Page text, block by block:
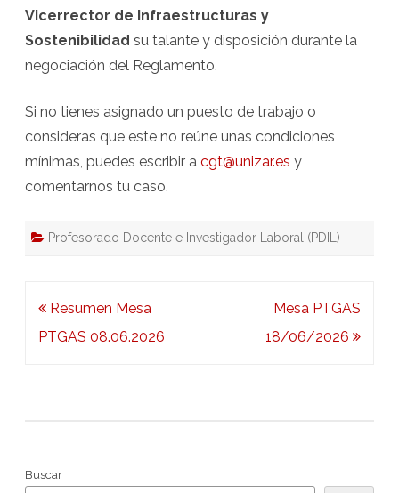
Vicerrector de Infraestructuras y
Sostenibilidad su talante y disposición durante la
negociación del Reglamento.
Si no tienes asignado un puesto de trabajo o
consideras que este no reúne unas condiciones
mínimas, puedes escribir a cgt@unizar.es y
comentarnos tu caso.
Profesorado Docente e Investigador Laboral (PDIL)
Navegación
de
Resumen Mesa
PTGAS 08.06.2026
Mesa PTGAS
18/06/2026
Buscar